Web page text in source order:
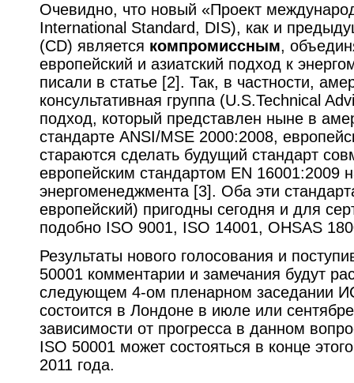
Очевидно, что новый «Проект
International Standard, DIS), как и
(CD) является компромиссным,
европейский и азиатский подход к
писали в статье [2]. Так, в частности,
консультативная группа (U.S.Technical
подход, который представлен ныне в
стандарте ANSI/MSE 2000:2008,
стараются сделать будущий стандарт
европейским стандартом EN 16001:2009
энергоменеджмента [3]. Оба эти
европейский) пригодны сегодня и для
подобно ISO 9001, ISO 14001, OHSAS
Результаты нового голосования и
50001 комментарии и замечания будут
следующем 4-ом пленарном заседании
состоится в Лондоне в июле или
зависимости от прогресса в данном
ISO 50001 может состояться в конце
2011 года.